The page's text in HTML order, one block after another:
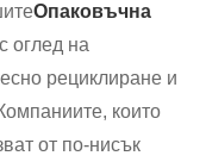
Опаковъчна
оглед на
рециклиране и
които
от по-нисък